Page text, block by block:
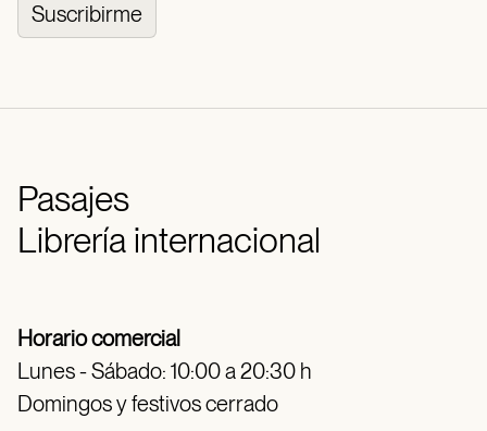
Suscribirme
Pasajes
Librería internacional
Horario comercial
Lunes - Sábado: 10:00 a 20:30 h
Domingos y festivos cerrado